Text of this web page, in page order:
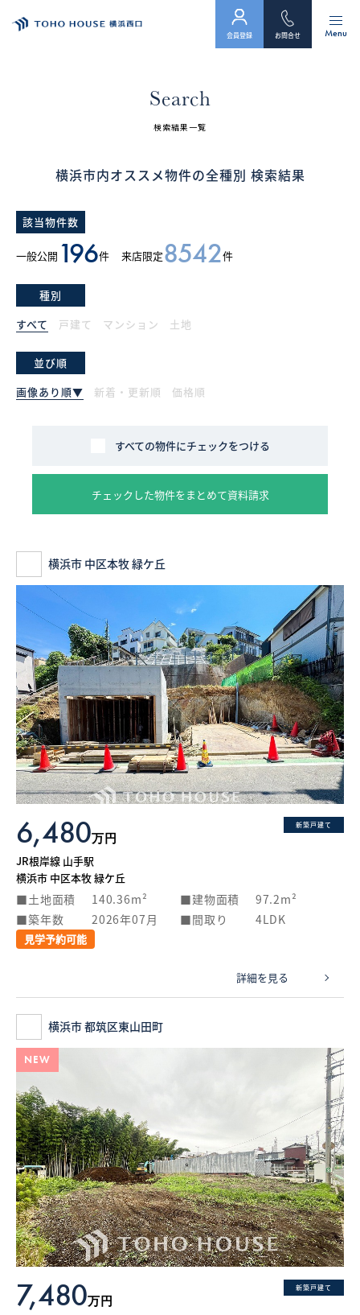
会社案内
お客様の声
お知らせ
採用情報
お気に入り物件一覧
サイトマップ
What’s MIRAKARE
スペシャルムービーを見る
Menu
お問合せ
会員登録
Search
検索結果一覧
横浜市内オススメ物件の全種別 検索結果
該当物件数
一般公開 196件 来店限定8542件
種別
すべて
戸建て マンション 土地
並び順
画像あり順▼
新着・更新順 価格順
すべての物件にチェックをつける
チェックした物件をまとめて資料請求
横浜市 中区本牧 緑ケ丘
新築戸建て
6,480万円
JR根岸線 山手駅
横浜市 中区本牧 緑ケ丘
土地面積 140.36m² 建物面積
97.2m²
築年数
2026年07月 間取り 4LDK
見学予約可能
詳細を見る
横浜市 都筑区東山田町
NEW
新築戸建て
7,480万円